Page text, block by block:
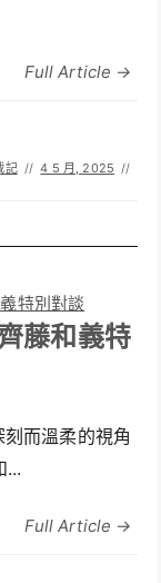
Full Article →
記 // 4 5 月, 2025 //
藤和義特
而溫柔的視角
...
Full Article →